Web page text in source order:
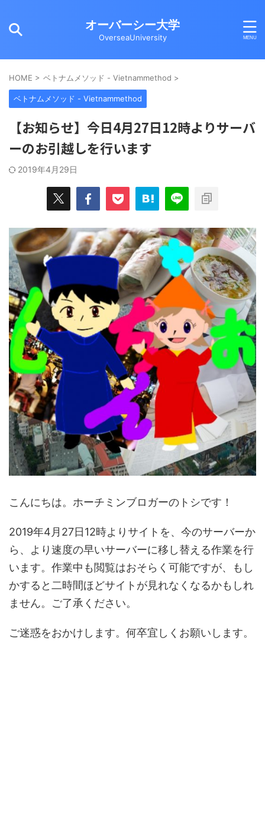
オーバーシー大学
OverseaUniversity
HOME > ベトナムメソッド - Vietnammethod >
ベトナムメソッド - Vietnammethod
【お知らせ】今日4月27日12時よりサーバ
ーのお引越しを行います
2019年4月29日
こんにちは。ホーチミンブロガーのトシです！
2019年4月27日12時よりサイトを、今のサーバーか
ら、より速度の早いサーバーに移し替える作業を行
います。作業中も閲覧はおそらく可能ですが、もし
かすると二時間ほどサイトが見れなくなるかもしれ
ません。ご了承ください。
ご迷惑をおかけします。何卒宜しくお願いします。